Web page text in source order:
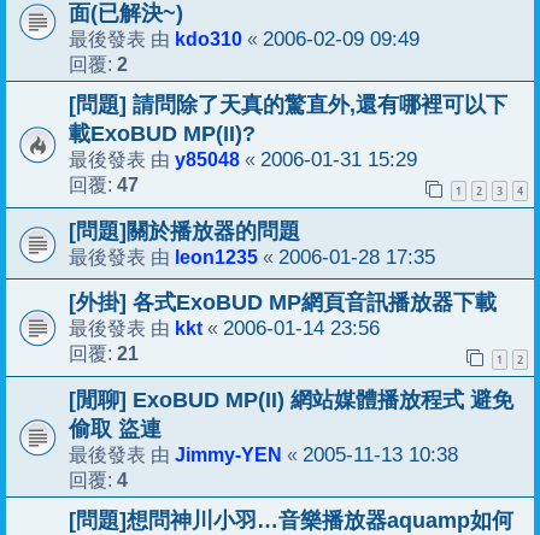
面(已解決~)
最後發表 由 kdo310 « 2006-02-09 09:49
回覆: 2
[問題] 請問除了天真的驚直外,還有哪裡可以下
載ExoBUD MP(II)?
最後發表 由 y85048 « 2006-01-31 15:29
回覆: 47 1 2 3 4
[問題]關於播放器的問題
最後發表 由 leon1235 « 2006-01-28 17:35
[外掛] 各式ExoBUD MP網頁音訊播放器下載
最後發表 由 kkt « 2006-01-14 23:56
回覆: 21 1 2
[閒聊] ExoBUD MP(II) 網站媒體播放程式 避免
偷取 盜連
最後發表 由 Jimmy-YEN « 2005-11-13 10:38
回覆: 4
[問題]想問神川小羽…音樂播放器aquamp如何